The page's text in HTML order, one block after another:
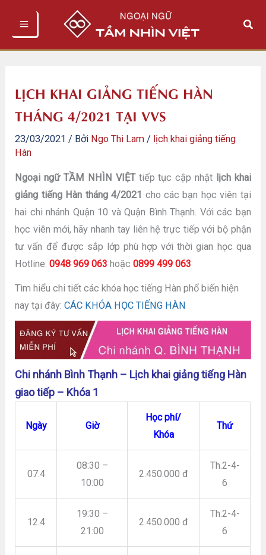
Tìm
LỊCH KHAI GIẢNG TIẾNG HÀN
THÁNG 4/2021 TẠI VVS
23/03/2021 / Bởi Ngo Thi Lam / lịch khai giảng tiếng
Hàn
Ngoại ngữ TẦM NHÌN VIỆTtiếp tục cập nhật lịch khai
giảng tiếng Hàn tháng 4/2021 cho các bạn học viên tại
hai chi nhánh Quận 10 và Quận Bình Thạnh. Với các bạn
học viên mới, hãy nhanh tay liên hệ trực tiếp với bộ phận
tư vấn để được sắp lớp phù hợp với thời gian học qua
Hotline:0948 969 063 hoặc0899 499 063
Tìm hiểu chi tiết các khóa học tiếng Hàn phổ biến hiện
nay tại đây:CÁC KHÓA HỌC TIẾNG HÀN
Chi nhánh Bình Thạnh – Lịch khai giảng tiếng Hàn
giao tiếp – Khóa 1
Ngày Giờ
Học phí/
Khóa
Thứ
07.4
08:30 –
10:00
2.450.000 đ
Th.2-4-
6
12.4
19:30 –
21:00
2.450.000 đ
Th.2-4-
6